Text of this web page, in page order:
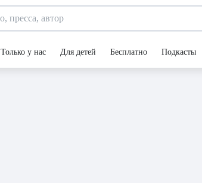
Только у нас Для детей Бесплатно Подкасты